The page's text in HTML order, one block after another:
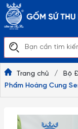
Trang chủ / Bộ
Phẩm Hoàng Cung